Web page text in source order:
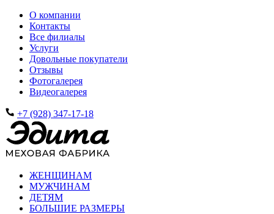
О компании
Контакты
Все филиалы
Услуги
Довольные покупатели
Отзывы
Фотогалерея
Видеогалерея
+7 (928) 347-17-18
ЖЕНЩИНАМ
МУЖЧИНАМ
ДЕТЯМ
БОЛЬШИЕ РАЗМЕРЫ